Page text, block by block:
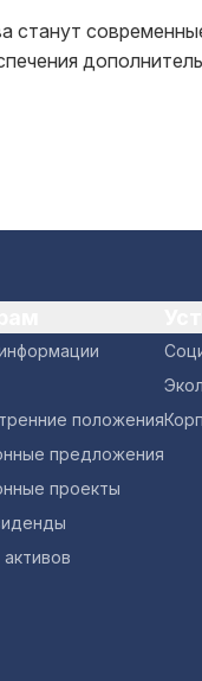
станут
положения
предложения
проекты